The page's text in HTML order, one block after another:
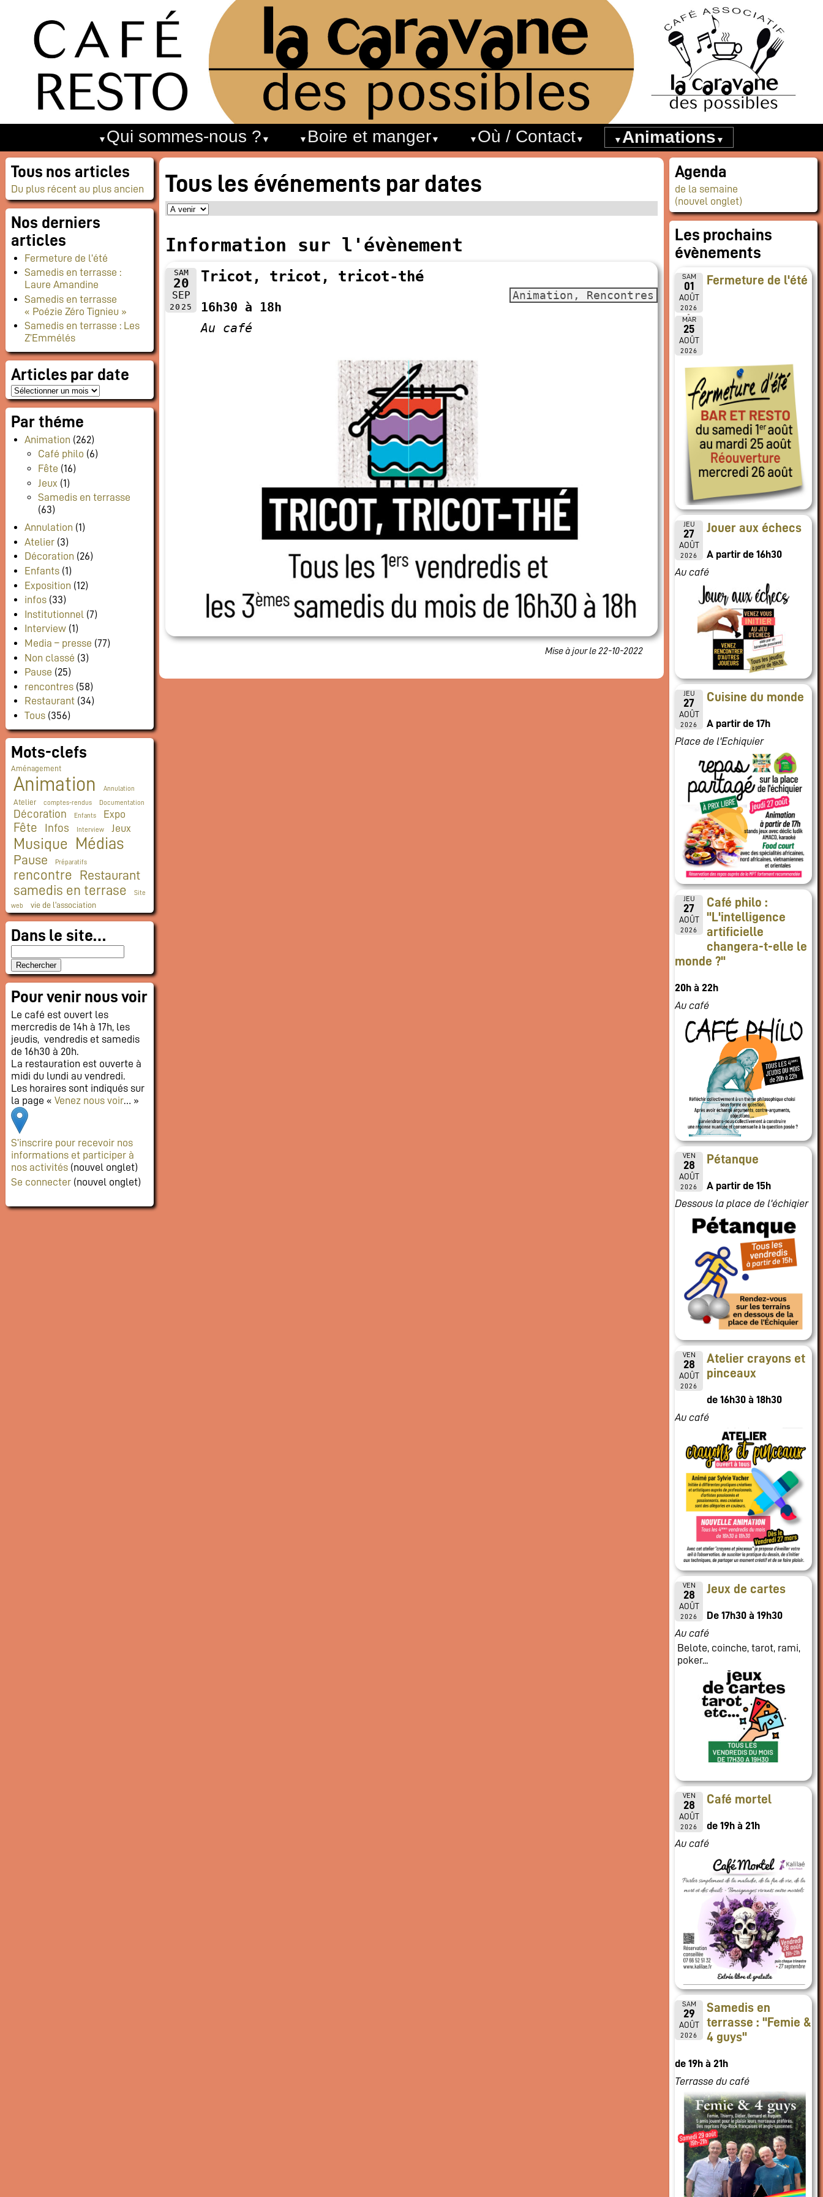
Qui sommes-nous ? Boire et manger Où / Contact Animations
Tous les événements par dates
Information sur l'évènement
SAM
20
SEP
2025
Tricot, tricot, tricot-thé
16h30 à 18h
Au café
Animation, Rencontres
Mise à jour le 22-10-2022
Tous nos articles
Du plus récent au plus ancien
Nos derniers
articles
Fermeture de l’été
Samedis en terrasse :
Laure Amandine
Samedis en terrasse
« Poézie Zéro Tignieu »
Samedis en terrasse : Les
Z’Emmélés
Articles par date
Par théme
Animation (262)
Café philo (6)
Fête (16)
Jeux (1)
Samedis en terrasse
(63)
Annulation (1)
Atelier (3)
Décoration (26)
Enfants (1)
Exposition (12)
infos (33)
Institutionnel (7)
Interview (1)
Media – presse (77)
Non classé (3)
Pause (25)
rencontres (58)
Restaurant (34)
Tous (356)
Mots-clefs
Aménagement
Animation Annulation
Atelier comptes-rendus Documentation
Décoration Enfants Expo
Fête Infos Interview Jeux
Musique Médias
Pause Préparatifs
rencontre Restaurant
samedis en terrase
Site
web
vie de l'association
Dans le site…
Pour venir nous voir
Le café est ouvert les
mercredis de 14h à 17h, les
jeudis, vendredis et samedis
de 16h30 à 20h.
La restauration est ouverte à
midi du lundi au vendredi.
Les horaires sont indiqués sur
la page « Venez nous voir … »
S’inscrire pour recevoir nos
informations et participer à
nos activités (nouvel onglet)
Se connecter (nouvel onglet)
Agenda
de la semaine
(nouvel onglet)
Les prochains
évènements
SAM
01
AOÛT
2026
MAR
25
AOÛT
2026
Fermeture de l'été
JEU
27
AOÛT
2026
Jouer aux échecs
A partir de 16h30
Au café
JEU
27
AOÛT
2026
Cuisine du monde
A partir de 17h
Place de l'Echiquier
JEU
27
AOÛT
2026
Café philo :
"L'intelligence
artificielle
changera-t-elle le
monde ?"
20h à 22h
Au café
VEN
28
AOÛT
2026
Pétanque
A partir de 15h
Dessous la place de l'échiqier
VEN
28
AOÛT
2026
Atelier crayons et
pinceaux
de 16h30 à 18h30
Au café
VEN
28
AOÛT
2026
Jeux de cartes
De 17h30 à 19h30
Au café
Belote, coinche, tarot, rami,
poker...
VEN
28
AOÛT
2026
Café mortel
de 19h à 21h
Au café
SAM
29
AOÛT
2026
Samedis en
terrasse : "Femie &
4 guys"
de 19h à 21h
Terrasse du café